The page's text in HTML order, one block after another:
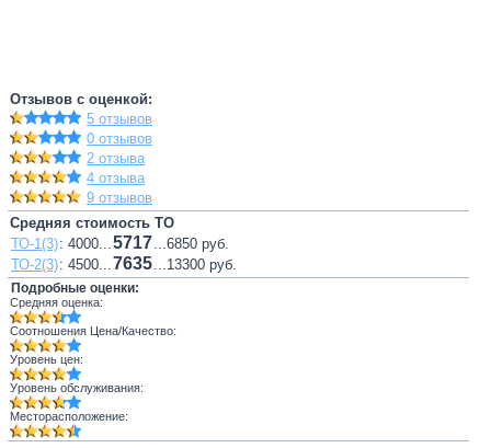
Отзывов с оценкой:
5 отзывов
0 отзывов
2 отзыва
4 отзыва
9 отзывов
Средняя стоимость ТО
ТО-1(3): 4000...5717...6850 руб.
ТО-2(3): 4500...7635...13300 руб.
Подробные оценки:
Средняя оценка:
Соотношения Цена/Качество:
Уровень цен:
Уровень обслуживания:
Месторасположение: